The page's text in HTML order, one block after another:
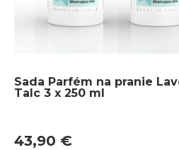
Sada Parfém na pranie
Talc 3 x 250 ml
43,90 €